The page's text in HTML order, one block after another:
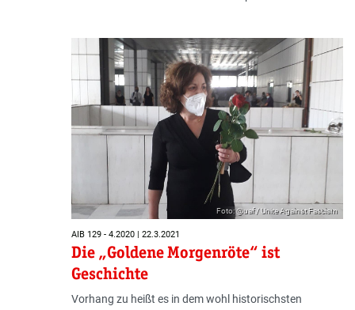
Foto: @uaf / Unite Against Fascism
AIB 129 - 4.2020 | 22.3.2021
Die „Goldene Morgenröte“ ist
Geschichte
Vorhang zu heißt es in dem wohl historischsten